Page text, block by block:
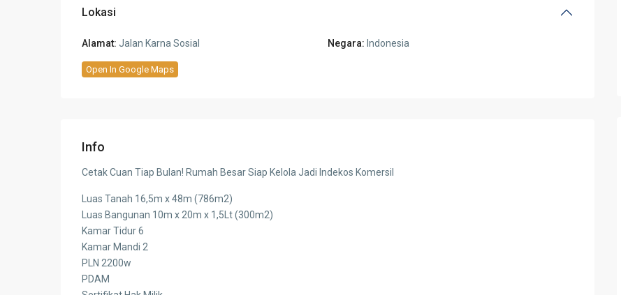
Lokasi
Alamat: Jalan Karna Sosial Negara: Indonesia
Open In Google Maps
Info
Cetak Cuan Tiap Bulan! Rumah Besar Siap Kelola Jadi Indekos Komersil
Luas Tanah 16,5m x 48m (786m2)
Luas Bangunan 10m x 20m x 1,5Lt (300m2)
Kamar Tidur 6
Kamar Mandi 2
PLN 2200w
PDAM